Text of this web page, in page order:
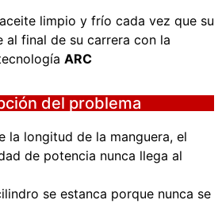
limpio y frío cada vez que su
al final de su carrera con la
ARC
del problema
la longitud de la manguera, el
de potencia nunca llega al
se estanca porque nunca se